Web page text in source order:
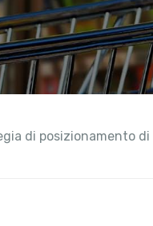
di posizionamento